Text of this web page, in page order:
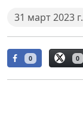
31 март 2023 г.
0 0